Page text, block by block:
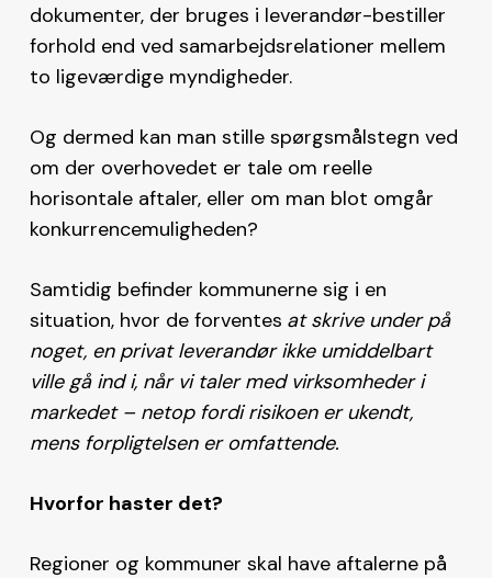
dokumenter, der bruges i leverandør-bestiller
forhold end ved samarbejdsrelationer mellem
to ligeværdige myndigheder.
Og dermed kan man stille spørgsmålstegn ved
om der overhovedet er tale om reelle
horisontale aftaler, eller om man blot omgår
konkurrencemuligheden?
Samtidig befinder kommunerne sig i en
situation, hvor de forventes at skrive under på
noget, en privat leverandør ikke umiddelbart
ville gå ind i, når vi taler med virksomheder i
markedet – netop fordi risikoen er ukendt,
mens forpligtelsen er omfattende.
Hvorfor haster det?
Regioner og kommuner skal have aftalerne på